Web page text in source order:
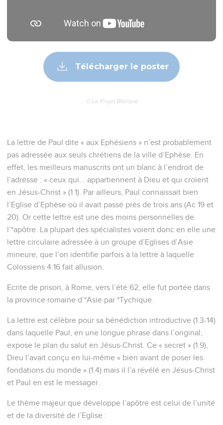
Télécharger le poster
© Le Projet Biblique
La lettre de Paul dite « aux Ephésiens » n’est probablement
pas adressée aux seuls chrétiens de la ville d’Ephèse. En
effet, les meilleurs manuscrits ont un blanc à l’endroit de
l’adresse : « ceux qui... appartiennent à Dieu et qui croient
en Jésus-Christ » (1.1). Par ailleurs, Paul connaissait bien
l’Eglise d’Ephèse où il avait passé près de trois ans (Ac 19 et
20). Or cette lettre est une des moins personnelles de
l’*apôtre. La plupart des spécialistes voient donc en elle une
lettre circulaire adressée à un groupe d’Eglises d’Asie
mineure, que l’on identifie parfois à la lettre à laquelle
Colossiens 4.16 fait allusion.
Ecrite de prison, à Rome, vers l’été 62, elle fut portée dans
la province romaine d’*Asie par *Tychique.
La lettre est célèbre pour sa bénédiction introductive (1.3-14)
dans laquelle Paul, en une longue phrase dans l’original,
expose le plan du salut en Jésus-Christ. Ce « secret » (1.9),
Dieu l’avait conçu en lui-même « bien avant de poser les
fondations du monde » (1.4) mais il l’a révélé en Jésus-Christ
et Paul en est le messager.
Le thème majeur que développe l’apôtre est celui de l’unité
et de la diversité de l’Eglise :